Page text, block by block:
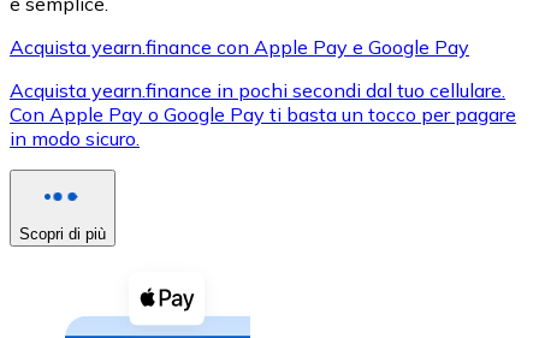
XRP
Acquista criptovalute in contanti e altri mezzi di
Acquista yearn.finance con Apple Pay e Google Pay
Acquista yearn.finance in pochi secondi dal tuo cellulare.
Con Apple Pay o Google Pay ti basta un tocco per pagare
in modo sicuro.
Scopri di più